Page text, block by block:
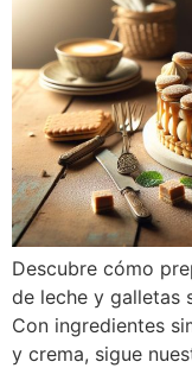
Descubre cómo
de leche y galletas
Con ingredientes
y crema, sigue